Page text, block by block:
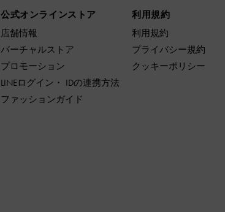
公式オンラインストア
店舗情報
バーチャルストア
プロモーション
LINEログイン・ IDの連携方法
ファッションガイド
利用規約
利用規約
プライバシー規約
クッキーポリシー